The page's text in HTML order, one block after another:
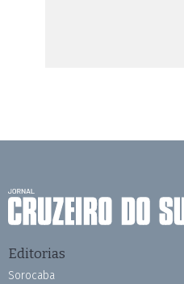
Editorias
Sorocaba